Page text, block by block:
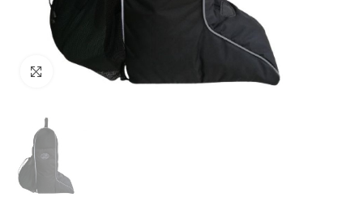
Click to enlarge